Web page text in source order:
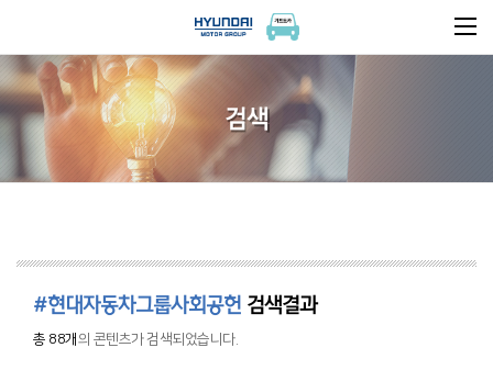
검색
#현대자동차그룹사회공헌 검색결과
총 88개 의 콘텐츠가 검색되었습니다.